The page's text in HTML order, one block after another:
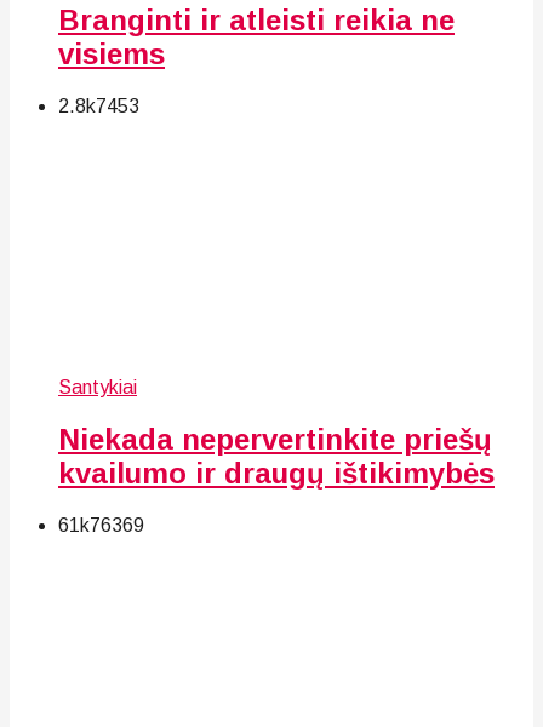
Branginti ir atleisti reikia ne
visiems
2.8k7453
Santykiai
Niekada nepervertinkite priešų
kvailumo ir draugų ištikimybės
61k76369